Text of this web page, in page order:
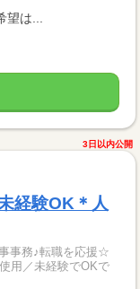
は...
3日以内公開
経験OK＊人
事務♪転職を応援☆
用／未経験でOKで